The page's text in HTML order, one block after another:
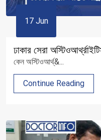
17 Jun
ঢাকার সেরা
কেন অস্টিওআর্থ্&...
Continue Reading